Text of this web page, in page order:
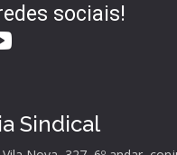
sociais!
Sindical